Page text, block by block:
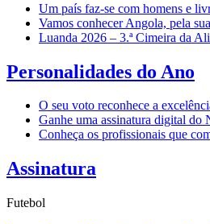
Um país faz-se com homens e
Vamos conhecer Angola, pela
Luanda 2026 – 3.ª Cimeira da
Personalidades do Ano
O seu voto reconhece a
Ganhe uma assinatura digital
Conheça os profissionais que
Assinatura
Futebol